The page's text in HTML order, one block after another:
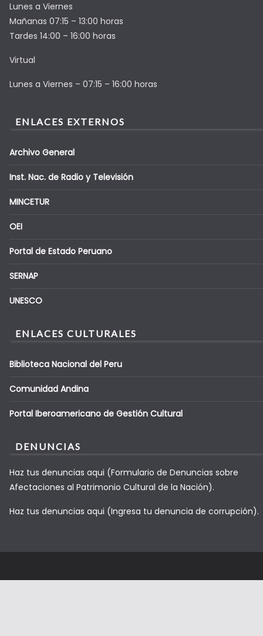
Lunes a Viernes
Mañanas 07:15 – 13:00 horas
Tardes 14:00 – 16:00 horas
Virtual
Lunes a Viernes – 07:15 – 16:00 horas
ENLACES EXTERNOS
Archivo General
Inst. Nac. de Radio y Televisión
MINCETUR
OEI
Portal de Estado Peruano
SERNAP
UNESCO
ENLACES CULTURALES
Biblioteca Nacional del Peru
Comunidad Andina
Portal Iberoamericano de Gestión Cultural
DENUNCIAS
Haz tus denuncias aqui (Formulario de Denuncias sobre
Afectaciones al Patrimonio Cultural de la Nación).
Haz tus denuncias aqui (Ingresa tu denuncia de corrupción).